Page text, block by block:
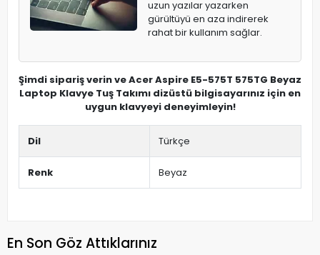
uzun yazılar yazarken
gürültüyü en aza indirerek
rahat bir kullanım sağlar.
Şimdi sipariş verin ve Acer Aspire E5-575T 575TG Beyaz
Laptop Klavye Tuş Takımı dizüstü bilgisayarınız için en
uygun klavyeyi deneyimleyin!
Dil Türkçe
Renk Beyaz
En Son Göz Attıklarınız